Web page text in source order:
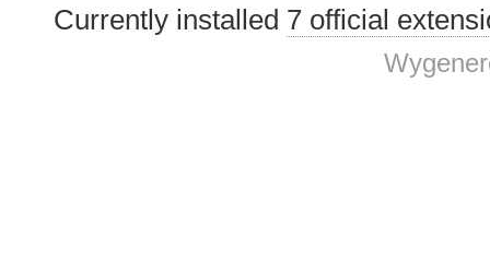
Currently installed 7 official